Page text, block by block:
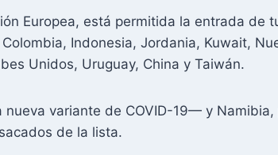
Europea, está permitida la entrada de
Indonesia, Jordania, Kuwait,
Unidos, Uruguay, China y Taiwán.
variante de COVID-19— y
de la lista.